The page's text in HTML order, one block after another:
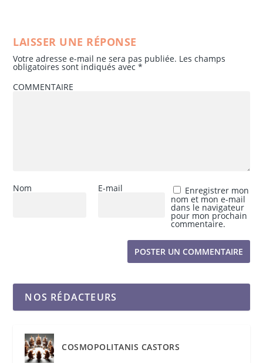
LAISSER UNE RÉPONSE
Votre adresse e-mail ne sera pas publiée. Les champs
obligatoires sont indiqués avec*
COMMENTAIRE
Nom E-mail Enregistrer mon
nom et mon e-mail
dans le navigateur
pour mon prochain
commentaire.
NOS RÉDACTEURS
COSMOPOLITANIS CASTORS